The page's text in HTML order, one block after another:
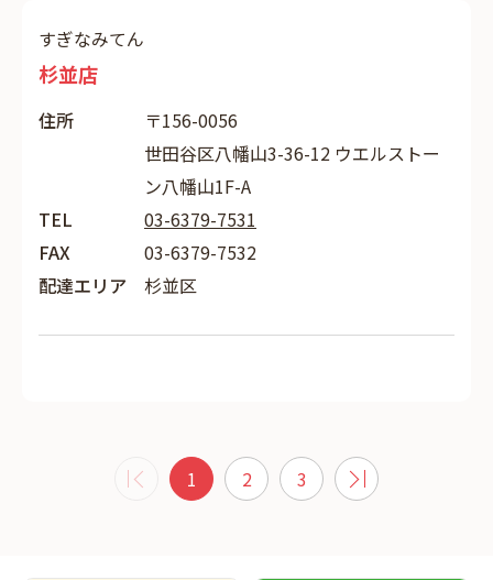
すぎなみてん
杉並店
住所
〒156-0056
世田谷区八幡山3-36-12 ウエルストー
ン八幡山1F-A
TEL
03-6379-7531
FAX
03-6379-7532
配達エリア
杉並区
1 2 3